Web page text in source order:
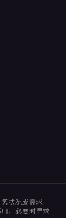
状况或需求。
，必要时寻求